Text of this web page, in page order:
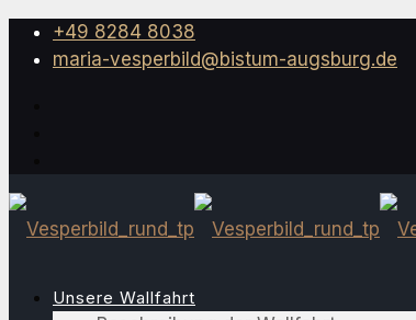
+49 8284 8038
maria-vesperbild@bistum-augsburg.de
Unsere Wallfahrt